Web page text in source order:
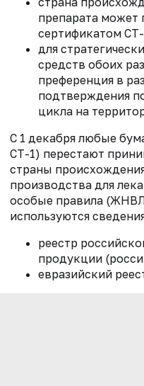
препарата может
сертификатом
для
средств обоих
преференция в
подтверждения
цикла на
С 1 декабря любые
СТ-1) перестают
страны
производства для
особые правила
используются
реестр
продукции
евразийский